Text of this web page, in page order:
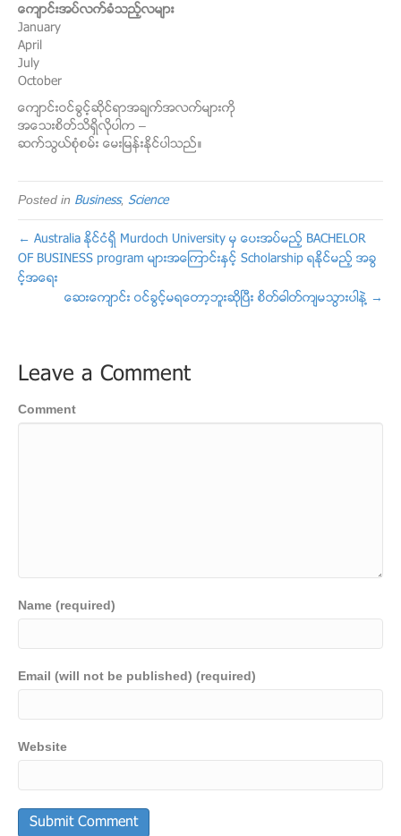
ေက်ာင္းအပ္လက္ခံသည့္လမ်ား
January
April
July
October
ေက်ာင္းဝင္ခြင့္ဆိုင္ရာအခ်က္အလက္မ်ားကို
အေသးစိတ္သိရွိလိုပါက –
ဆက္သြယ္စံုစမ္း ေမးျမန္းႏိုင္ပါသည္။
Posted in Business, Science
← Australia ႏိုင္ငံရွိ Murdoch University မွ ေပးအပ္မည့္ BACHELOR
OF BUSINESS program မ်ားအေၾကာင္းႏွင့္ Scholarship ရႏိုင္မည့္ အခြ
င့္အေရး
ေဆးေက်ာင္း ဝင္ခြင့္မရေတာ့ဘူးဆိုၿပီး စိတ္ဓါတ္က်မသြားပါနဲ႔ →
Leave a Comment
Comment
Name (required)
Email (will not be published) (required)
Website